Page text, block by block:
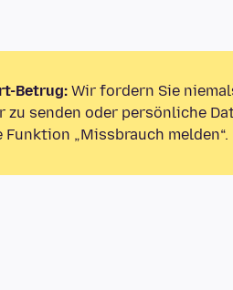
Betrug: Wir fordern Sie
zu senden oder persönliche
„Missbrauch melden“.